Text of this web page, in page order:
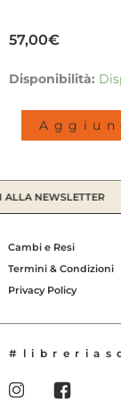
57,00€
Disponibilità:
Swim
Stabile,
2022
NEWSLETTER
Cambi e Resi
Termini & Condizioni
Privacy Policy